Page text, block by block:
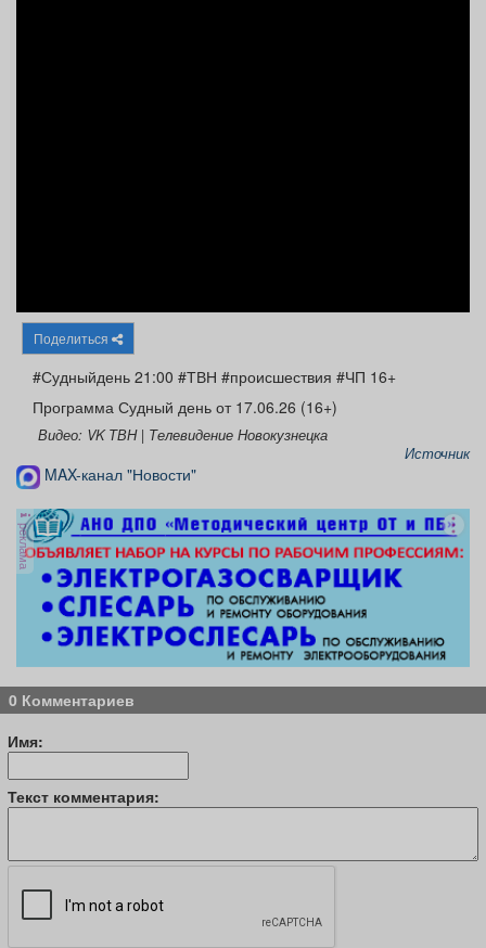
Поделиться
#Судныйдень 21:00 #ТВН #происшествия #ЧП 16+
Программа Судный день от 17.06.26 (16+)
Видео: VK ТВН | Телевидение Новокузнецка
Источник
MAX-канал "Новости"
реклама
0 Комментариев
Имя:
Текст комментария: